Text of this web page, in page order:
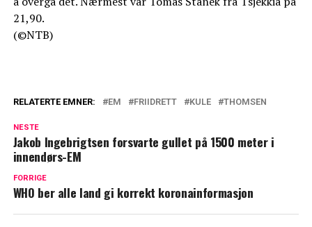
21,90.
(©NTB)
RELATERTE EMNER: EM FRIIDRETT KULE THOMSEN
NESTE
Jakob Ingebrigtsen forsvarte gullet på 1500 meter i
innendørs-EM
FORRIGE
WHO ber alle land gi korrekt koronainformasjon